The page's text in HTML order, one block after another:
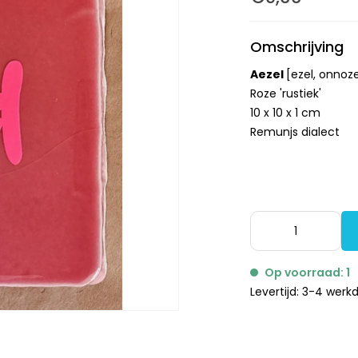
Omschrijving
Aezel [ezel,
Roze 'rustiek'
10 x 10 x 1 cm
Remunjs dialect
Op voorraad: 1
Levertijd: 3-4